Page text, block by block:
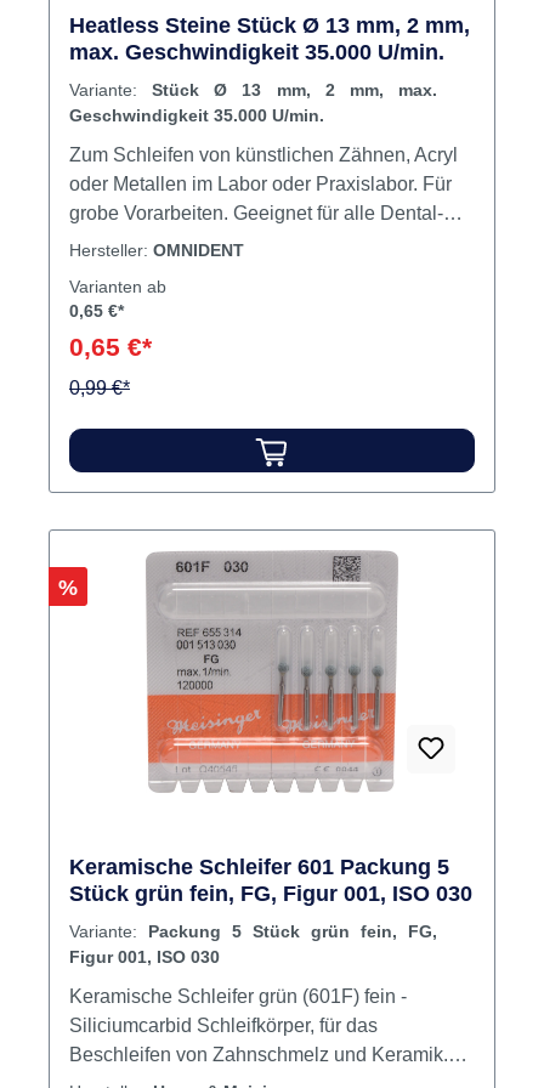
Heatless Steine Stück Ø 13 mm, 2 mm,
max. Geschwindigkeit 35.000 U/min.
Variante: Stück Ø 13 mm, 2 mm, max.
Geschwindigkeit 35.000 U/min.
Zum Schleifen von künstlichen Zähnen, Acryl
oder Metallen im Labor oder Praxislabor. Für
grobe Vorarbeiten. Geeignet für alle Dental-
Legierungen und Kunststoff. Inhalt Heatless
Hersteller: OMNIDENT
Varianten ab
0,65 €*
0,65 €*
0,99 €*
Rabatt
%
Keramische Schleifer 601 Packung 5
Stück grün fein, FG, Figur 001, ISO 030
Variante: Packung 5 Stück grün fein, FG,
Figur 001, ISO 030
Keramische Schleifer grün (601F) fein -
Siliciumcarbid Schleifkörper, für das
Beschleifen von Zahnschmelz und Keramik.